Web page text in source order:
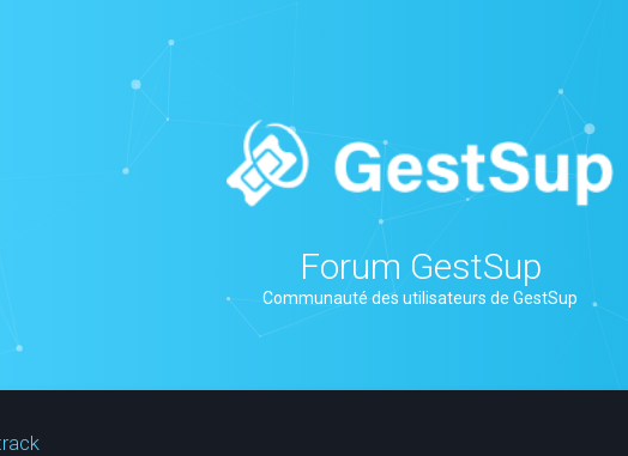
Forum GestSup
Communauté des utilisateurs de GestSup